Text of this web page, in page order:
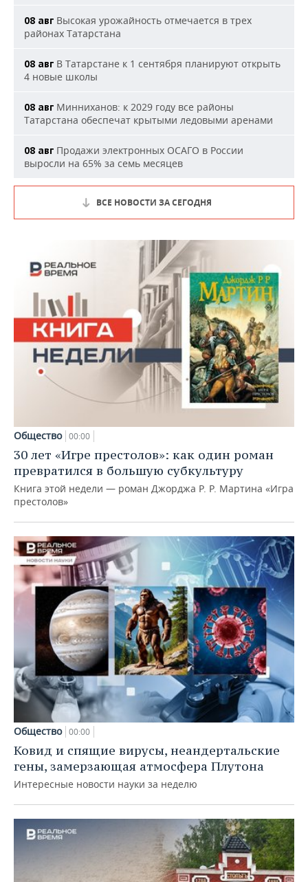
08 авг Высокая урожайность отмечается в трех
районах Татарстана
08 авг В Татарстане к 1 сентября планируют открыть
4 новые школы
08 авг Минниханов: к 2029 году все районы
Татарстана обеспечат крытыми ледовыми аренами
08 авг Продажи электронных ОСАГО в России
выросли на 65% за семь месяцев
ВСЕ НОВОСТИ ЗА СЕГОДНЯ
Общество 00:00
30 лет «Игре престолов»: как один роман
превратился в большую субкультуру
Книга этой недели — роман Джорджа Р. Р. Мартина «Игра
престолов»
Общество 00:00
Ковид и спящие вирусы, неандертальские
гены, замерзающая атмосфера Плутона
Интересные новости науки за неделю